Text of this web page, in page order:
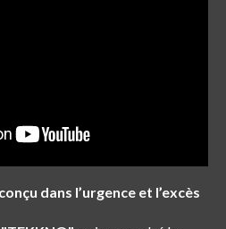
dans l’urgence et l’excès